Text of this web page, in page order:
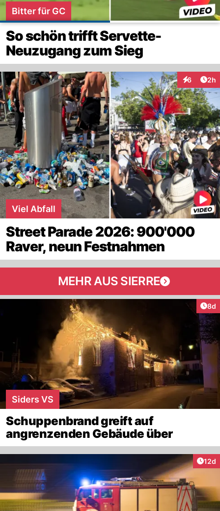
Bitter für GC
So schön trifft Servette-
Neuzugang zum Sieg
6 2h
Viel Abfall
Street Parade 2026: 900'000
Raver, neun Festnahmen
MEHR AUS SIERRE
8d
Siders VS
Schuppenbrand greift auf
angrenzenden Gebäude über
12d